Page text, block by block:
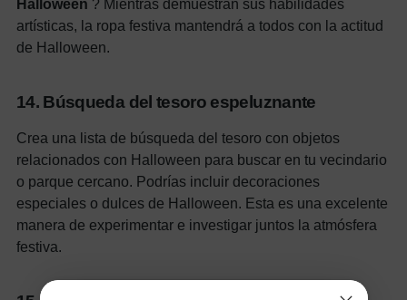
Halloween ? Mientras demuestran sus habilidades
artísticas, la ropa festiva mantendrá a todos con la actitud
de Halloween.
14. Búsqueda del tesoro espeluznante
Crea una lista de búsqueda del tesoro con objetos
relacionados con Halloween para buscar en tu vecindario
o parque cercano. Podrías incluir decoraciones
especiales o dulces de Halloween. Esta es una excelente
manera de experimentar e investigar juntos la atmósfera
festiva.